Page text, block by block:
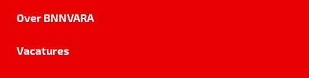
Over BNNVARA
Vacatures